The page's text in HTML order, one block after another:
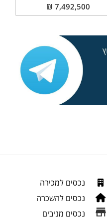
7,492,500
₪
נכסים למכירה
נכסים להשכרה
נכסים מניבים